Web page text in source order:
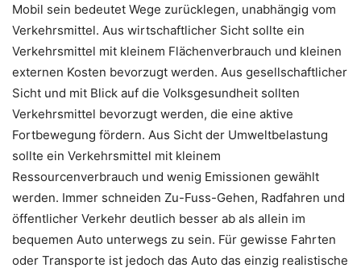
Mobil sein bedeutet Wege zurücklegen, unabhängig vom
Verkehrsmittel. Aus wirtschaftlicher Sicht sollte ein
Verkehrsmittel mit kleinem Flächenverbrauch und kleinen
externen Kosten bevorzugt werden. Aus gesellschaftlicher
Sicht und mit Blick auf die Volksgesundheit sollten
Verkehrsmittel bevorzugt werden, die eine aktive
Fortbewegung fördern. Aus Sicht der Umweltbelastung
sollte ein Verkehrsmittel mit kleinem
Ressourcenverbrauch und wenig Emissionen gewählt
werden. Immer schneiden Zu-Fuss-Gehen, Radfahren und
öffentlicher Verkehr deutlich besser ab als allein im
bequemen Auto unterwegs zu sein. Für gewisse Fahrten
oder Transporte ist jedoch das Auto das einzig realistische